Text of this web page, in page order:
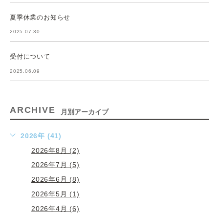
夏季休業のお知らせ
2025.07.30
受付について
2025.06.09
ARCHIVE 月別アーカイブ
2026年 (41)
2026年8月 (2)
2026年7月 (5)
2026年6月 (8)
2026年5月 (1)
2026年4月 (6)